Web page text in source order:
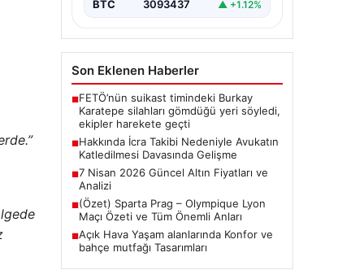
BTC 3093437 ▲ +1.12%
Son Eklenen Haberler
■FETÖ’nün suikast timindeki Burkay
Karatepe silahları gömdüğü yeri söyledi,
ekipler harekete geçti
■Hakkında İcra Takibi Nedeniyle Avukatın
Katledilmesi Davasında Gelişme
■7 Nisan 2026 Güncel Altın Fiyatları ve
Analizi
■(Özet) Sparta Prag – Olympique Lyon
Maçı Özeti ve Tüm Önemli Anları
■Açık Hava Yaşam alanlarında Konfor ve
bahçe mutfağı Tasarımları